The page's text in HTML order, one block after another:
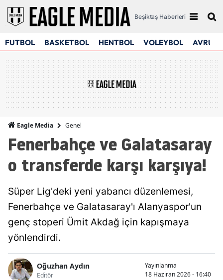
Beşiktaş Haberleri
FUTBOL BASKETBOL HENTBOL VOLEYBOL
Eagle Media Genel
Fenerbahçe ve Galatasaray
o transferde karşı karşıya!
Süper Lig'deki yeni yabancı düzenlemesi,
Fenerbahçe ve Galatasaray'ı Alanyaspor'un
genç stoperi Ümit Akdağ için kapışmaya
yönlendirdi.
Oğuzhan Aydın
Editör
Yayınlanma
18 Haziran 2026 - 16:40